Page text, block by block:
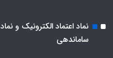
نماد اعتماد الکترونیک و نماد
ساماندهی